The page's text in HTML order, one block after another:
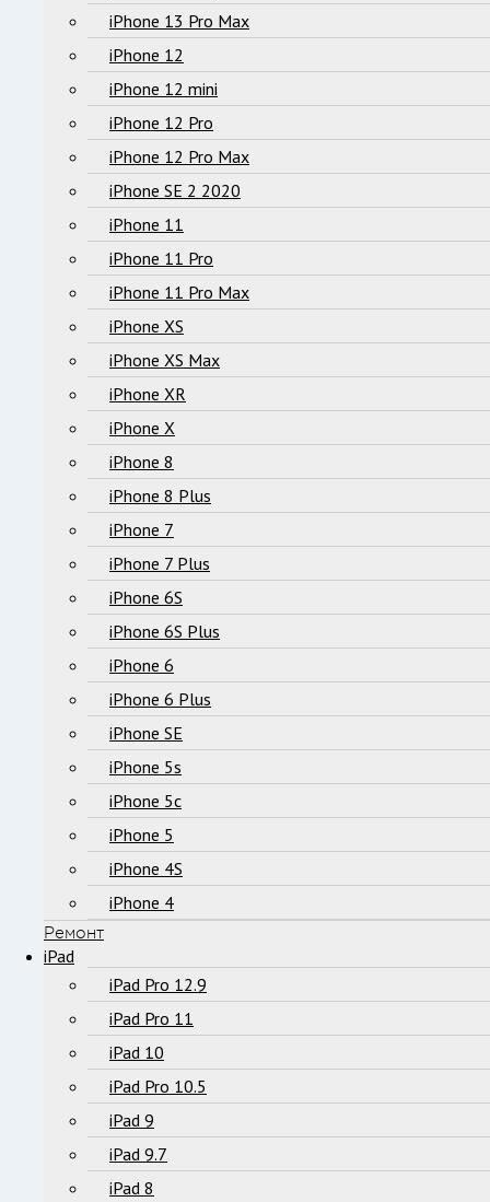
iPhone 13 Pro Max
iPhone 12
iPhone 12 mini
iPhone 12 Pro
iPhone 12 Pro Max
iPhone SE 2 2020
iPhone 11
iPhone 11 Pro
iPhone 11 Pro Max
iPhone XS
iPhone XS Max
iPhone XR
iPhone X
iPhone 8
iPhone 8 Plus
iPhone 7
iPhone 7 Plus
iPhone 6S
iPhone 6S Plus
iPhone 6
iPhone 6 Plus
iPhone SE
iPhone 5s
iPhone 5c
iPhone 5
iPhone 4S
iPhone 4
Ремонт
iPad
iPad Pro 12.9
iPad Pro 11
iPad 10
iPad Pro 10.5
iPad 9
iPad 9.7
iPad 8